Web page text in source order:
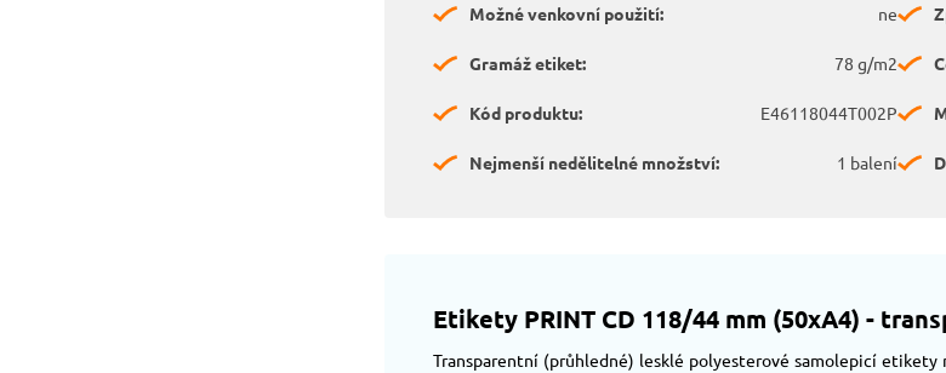
Možné venkovní použití: ne
Gramáž etiket: 78 g/m2
Kód produktu: E46118044T002P
Nejmenší nedělitelné množství: 1 balení
Etikety PRINT CD 118/44 mm (50xA4) -
Transparentní (průhledné) lesklé polyesterové samolepicí